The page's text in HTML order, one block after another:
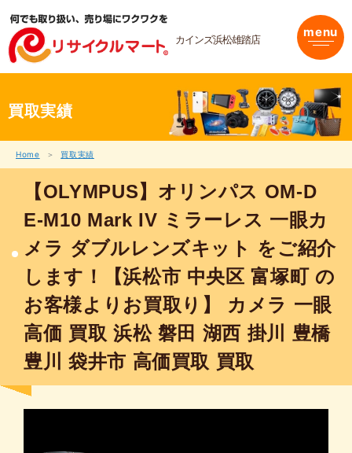
ス
カインズ浜松雄踏店 menu
買取実績
Home 買取実績
【OLYMPUS】オリンパス OM-D
E-M10 Mark IV ミラーレス 一眼カ
メラ ダブルレンズキット をご紹介
します！【浜松市 中央区 富塚町 の
お客様よりお買取り】 カメラ 一眼
高価 買取 浜松 磐田 湖西 掛川 豊橋
豊川 袋井市 高価買取 買取